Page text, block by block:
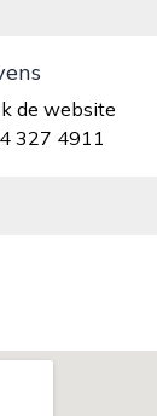
de website
327 4911